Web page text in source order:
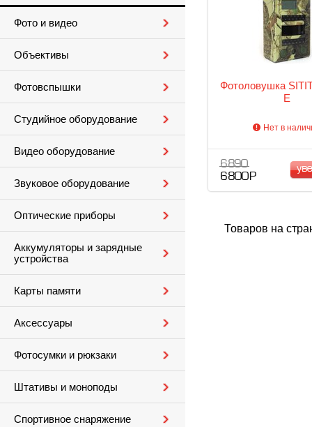
Фото и видео
Объективы
Фотовспышки
Студийное оборудование
Видео оборудование
Звуковое оборудование
Оптические приборы
Аккумуляторы и зарядные
устройства
Карты памяти
Аксессуары
Фотосумки и рюкзаки
Штативы и моноподы
Спортивное снаряжение
Фотоловушка
E
Нет в
6 890
6 800 Р
Товаров на